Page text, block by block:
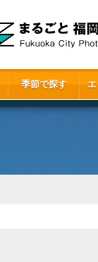
季節で探す